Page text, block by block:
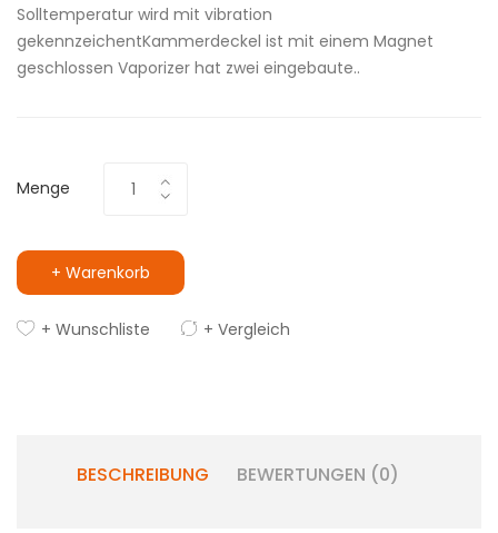
Solltemperatur wird mit vibration
gekennzeichentKammerdeckel ist mit einem Magnet
geschlossen Vaporizer hat zwei eingebaute..
Menge
+ Warenkorb
+ Wunschliste + Vergleich
BESCHREIBUNG BEWERTUNGEN (0)